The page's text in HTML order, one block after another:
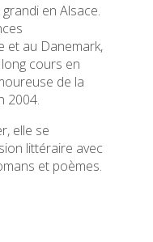
en Alsace.
et au Danemark,
cours en
de la
2004.
elle se
littéraire avec
et poèmes.